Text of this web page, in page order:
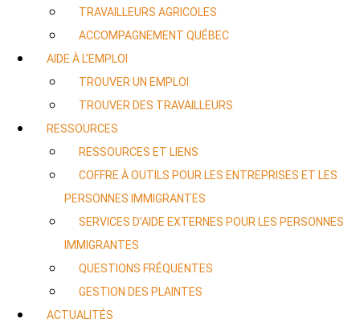
TRAVAILLEURS AGRICOLES
ACCOMPAGNEMENT QUÉBEC
AIDE À L’EMPLOI
TROUVER UN EMPLOI
TROUVER DES TRAVAILLEURS
RESSOURCES
RESSOURCES ET LIENS
COFFRE À OUTILS POUR LES ENTREPRISES ET LES
PERSONNES IMMIGRANTES
SERVICES D’AIDE EXTERNES POUR LES PERSONNES
IMMIGRANTES
QUESTIONS FRÉQUENTES
GESTION DES PLAINTES
ACTUALITÉS